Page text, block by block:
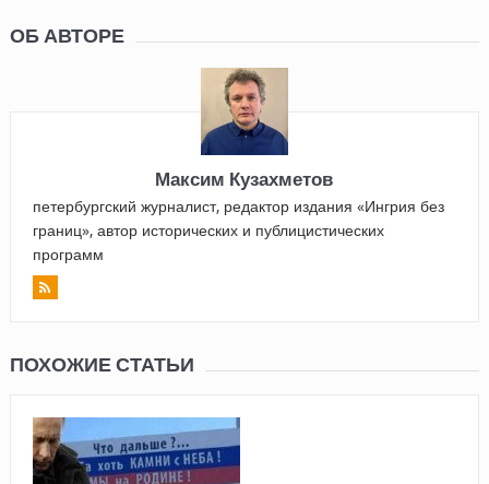
ОБ АВТОРЕ
Максим Кузахметов
петербургский журналист, редактор издания «Ингрия без
границ», автор исторических и публицистических
программ
ПОХОЖИЕ СТАТЬИ